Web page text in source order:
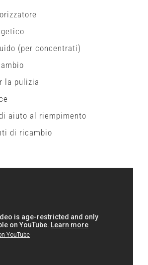
(per concentrati)
la pulizia
aiuto al riempimento
di ricambio